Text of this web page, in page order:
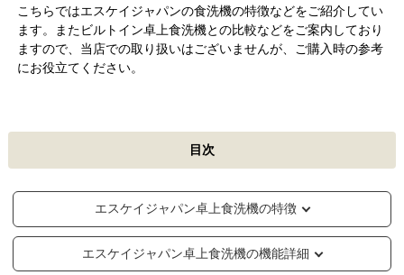
こちらではエスケイジャパンの食洗機の特徴などをご紹介してい
ます。またビルトイン卓上食洗機との比較などをご案内しており
ますので、当店での取り扱いはございませんが、ご購入時の参考
にお役立てください。
目次
エスケイジャパン卓上食洗機の特徴
エスケイジャパン卓上食洗機の機能詳細